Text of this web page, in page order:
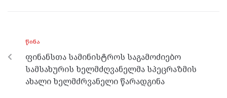
o
o
k
er m p
p
ᲬᲘᲜᲐ
ფინანსთა სამინისტროს საგამოძიებო
სამსახურის ხელმძღვანელმა სპეცრაზმის
ახალი ხელმძრვანელი წარადგინა